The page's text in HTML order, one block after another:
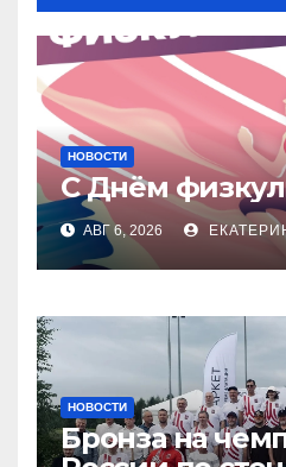
НОВОСТИ
С Днём
АВГ 6, 2026
НОВОСТИ
Бронза на